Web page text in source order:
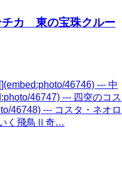
カ 東の宝珠クルー
46746) --- 中
46747) --- 四突のコス
46748) --- コスタ・ネオロ
いく飛鳥Ⅱ奇…